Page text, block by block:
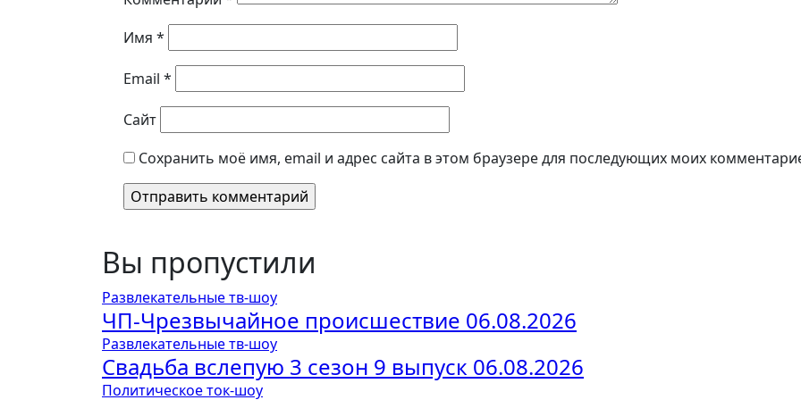
Имя *
Email *
Сайт
Сохранить моё имя, email и адрес сайта в этом браузере для последующих моих
Вы пропустили
Развлекательные тв-шоу
ЧП-Чрезвычайное происшествие 06.08.2026
Развлекательные тв-шоу
Свадьба вслепую 3 сезон 9 выпуск 06.08.2026
Политическое ток-шоу